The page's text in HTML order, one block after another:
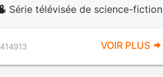
Série télévisée de science-fiction
414913 VOIR PLUS